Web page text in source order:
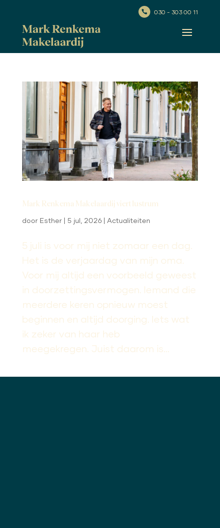
 030 - 303 00 11
Mark Renkema Makelaardij viert lustrum
door Esther| 5 jul, 2026| Actualiteiten
5 juli is voor mij niet zomaar een dag.
Het is de verjaardag van mijn oma.
Voor mij altijd een voorbeeld geweest
in doorzettingsvermogen. Iemand die
meerdere keren opnieuw moest
beginnen en altijd doorging. Iets wat
ik zeker van haar heb
meegekregen. Juist daarom is...